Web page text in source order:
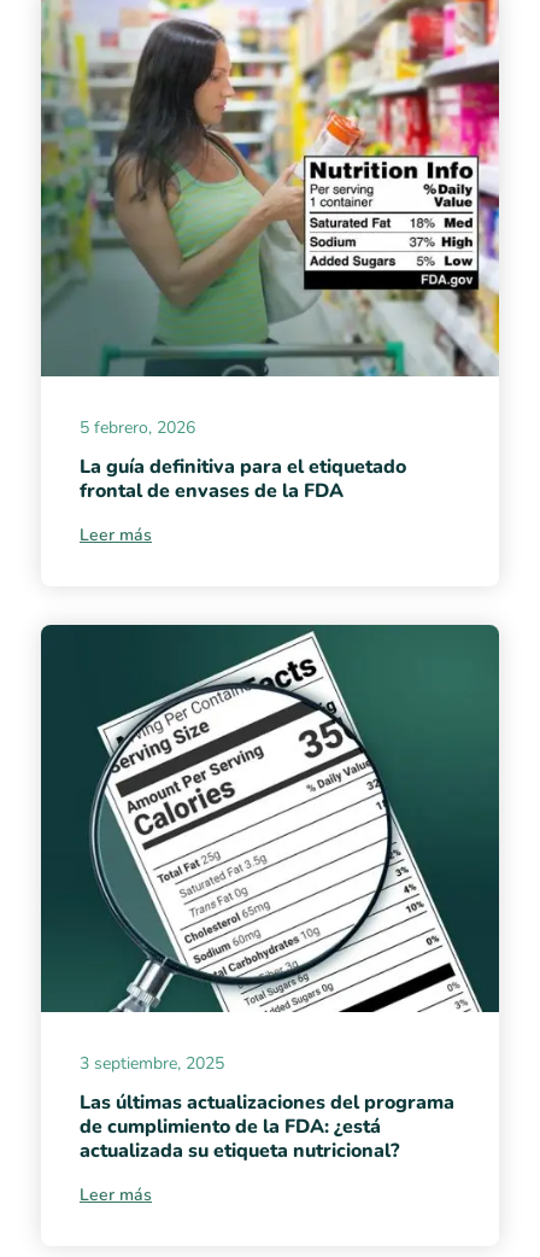
5 febrero, 2026
La guía definitiva para el etiquetado
frontal de envases de la FDA
Leer más
3 septiembre, 2025
Las últimas actualizaciones del programa
de cumplimiento de la FDA: ¿está
actualizada su etiqueta nutricional?
Leer más